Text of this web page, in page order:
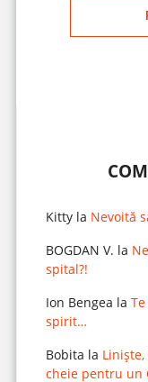
Kittyla Nevoită
BOGDAN V. la
spital?!
Ion Bengea la
spirit…
Bobita la
cheie pentru un